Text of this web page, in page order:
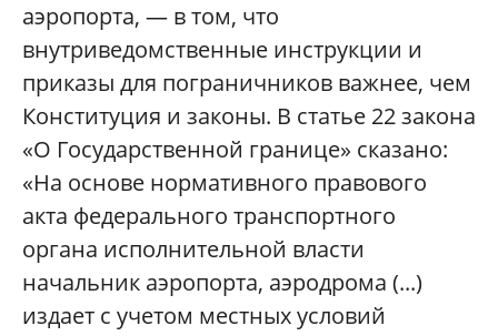
аэропорта, — в том, что
внутриведомственные инструкции и
приказы для пограничников важнее, чем
Конституция и законы. В статье 22 закона
«О Государственной границе» сказано:
«На основе нормативного правового
акта федерального транспортного
органа исполнительной власти
начальник аэропорта, аэродрома (...)
издает с учетом местных условий